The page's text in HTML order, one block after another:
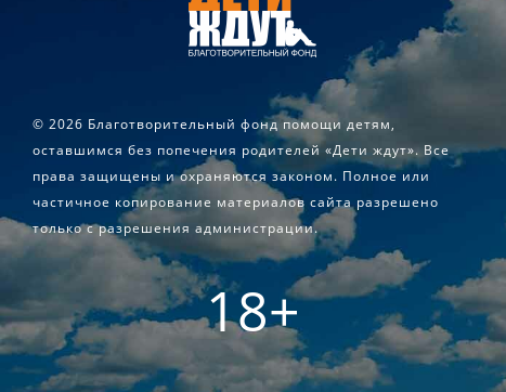
© 2026 Благотворительный фонд помощи детям,
оставшимся без попечения родителей «Дети ждут». Все
права защищены и охраняются законом. Полное или
частичное копирование материалов сайта разрешено
только с разрешения администрации.
18+